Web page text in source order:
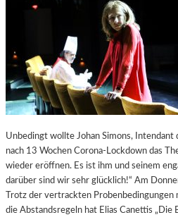
Unbedingt wollte Johan Simons, Intendant
nach 13 Wochen Corona-Lockdown das
wieder eröffnen. Es ist ihm und seinem
darüber sind wir sehr glücklich!“ Am
Trotz der vertrackten
die Abstandsregeln hat Elias Canettis „Die